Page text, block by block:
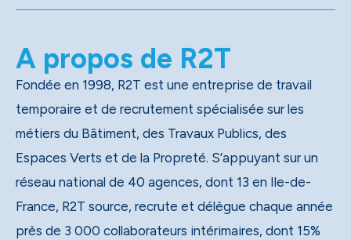
A propos de R2T
Fondée en 1998, R2T est une entreprise de travail
temporaire et de recrutement spécialisée sur les
métiers du Bâtiment, des Travaux Publics, des
Espaces Verts et de la Propreté. S’appuyant sur un
réseau national de 40 agences, dont 13 en Ile-de-
France, R2T source, recrute et délègue chaque année
près de 3 000 collaborateurs intérimaires, dont 15%